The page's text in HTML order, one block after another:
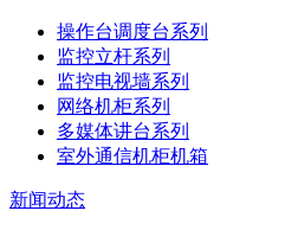
操作台调度台系列
监控立杆系列
监控电视墙系列
网络机柜系列
多媒体讲台系列
室外通信机柜机箱
新闻动态